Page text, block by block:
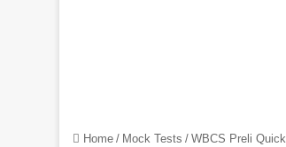
Home / Mock Tests / WBCS Preli